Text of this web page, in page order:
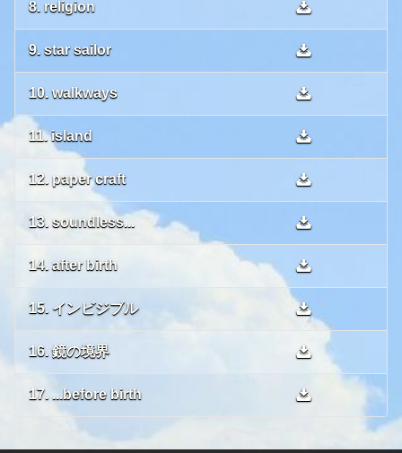
8. religion
9. star sailor
10. walkways
11. island
12. paper craft
13. soundless...
14. after birth
15. インビジブル
16. 鏡の境界
17. ...before birth